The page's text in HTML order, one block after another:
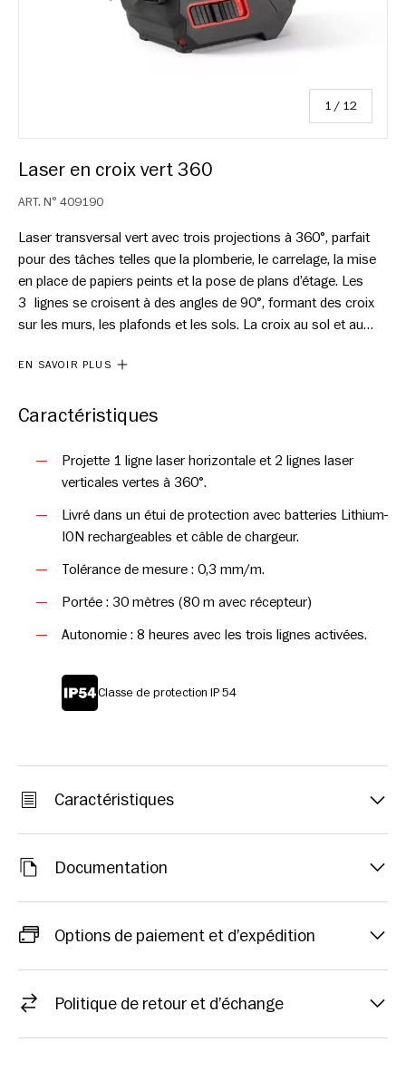
1 / sur
12
Laser en croix vert 360
ART. N° 409190
Laser transversal vert avec trois projections à 360°, parfait
pour des tâches telles que la plomberie, le carrelage, la mise
en place de papiers peints et la pose de plans d’étage. Les
3 lignes se croisent à des angles de 90°, formant des croix
sur les murs, les plafonds et les sols. La croix au sol et au
facilement le sol et de copier les mesures au plafond.
Chaque ligne peut être activée individuellement et verrouillée
vertes nettes sont faciles à visualiser et peuvent être utilisées
avec le récepteur Hultafors (RECG), ce qui facilite encore plus
distances. Le boîtier, de classe de protection IP 54, est équipé
de prises de trépied standard de 1/4" et 5/8".
EN SAVOIR PLUS
Caractéristiques
Projette 1 ligne laser horizontale et 2 lignes laser
verticales vertes à 360°.
Livré dans un étui de protection avec batteries Lithium-
ION rechargeables et câble de chargeur.
Tolérance de mesure : 0,3 mm/m.
Portée : 30 mètres (80 m avec récepteur)
Autonomie : 8 heures avec les trois lignes activées.
Classe de protection IP 54
Caractéristiques
Documentation
Options de paiement et d’expédition
Politique de retour et d’échange